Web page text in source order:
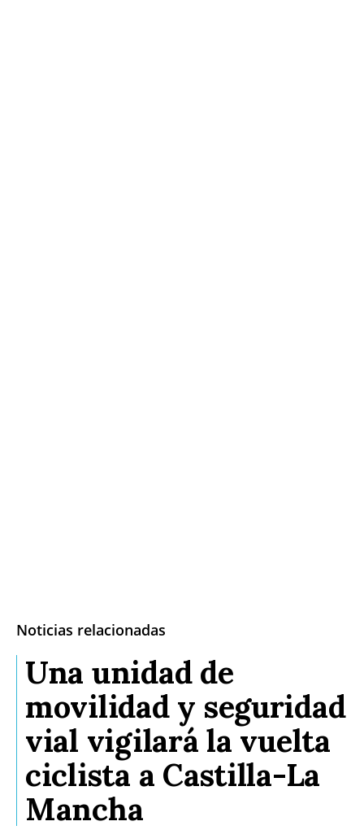
Noticias relacionadas
Una unidad de
movilidad y seguridad
vial vigilará la vuelta
ciclista a Castilla-La
Mancha